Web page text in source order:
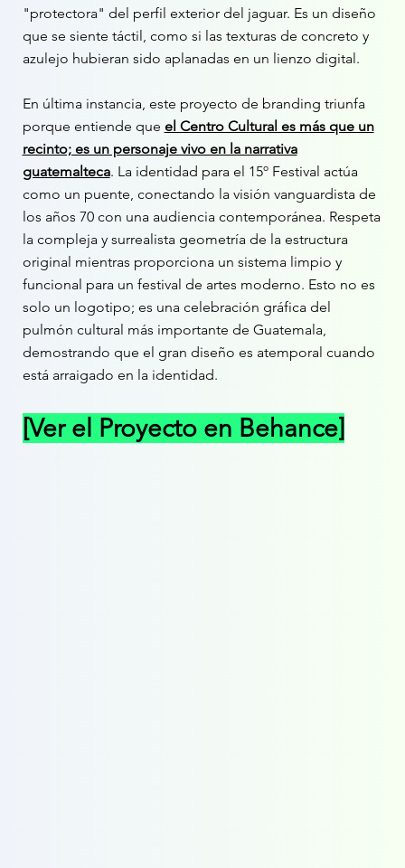
"protectora" del perfil exterior del jaguar. Es un diseño
que se siente táctil, como si las texturas de concreto y
azulejo hubieran sido aplanadas en un lienzo digital.
En última instancia, este proyecto de branding triunfa
porque entiende que el Centro Cultural es más que un
recinto; es un personaje vivo en la narrativa
guatemalteca. La identidad para el 15º Festival actúa
como un puente, conectando la visión vanguardista de
los años 70 con una audiencia contemporánea. Respeta
la compleja y surrealista geometría de la estructura
original mientras proporciona un sistema limpio y
funcional para un festival de artes moderno. Esto no es
solo un logotipo; es una celebración gráfica del
pulmón cultural más importante de Guatemala,
demostrando que el gran diseño es atemporal cuando
está arraigado en la identidad.
[Ver el Proyecto en Behance]